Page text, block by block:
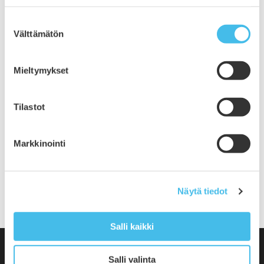
valinta
Välttämätön
Mieltymykset
Tilastot
Markkinointi
Näytä tiedot
Salli kaikki
Salli valinta
tammikuu 2020
joulukuu 2019
lokakuu 2019
heinäkuu 2019
toukokuu 2019
helmikuu 2019